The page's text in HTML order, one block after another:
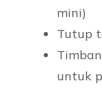
mini)
Tutup
untuk